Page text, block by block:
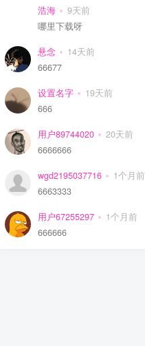
浩海 9天前
哪里下载呀
悬念 14天前
66677
设置名字 19天前
666
用户89744020 20天前
6666666
wgd2195037716 1个月前
6663333
用户67255297 1个月前
666666